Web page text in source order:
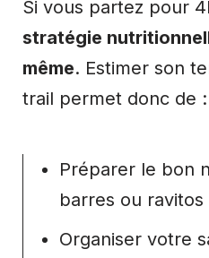
Si vous partez pour
stratégie
même. Estimer son
trail permet donc de :
Préparer le bon
barres ou ravitos
Organiser votre